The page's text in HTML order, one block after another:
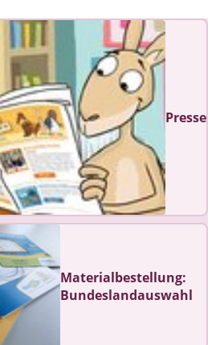
Presse
Materialbestellung:
Bundeslandauswahl